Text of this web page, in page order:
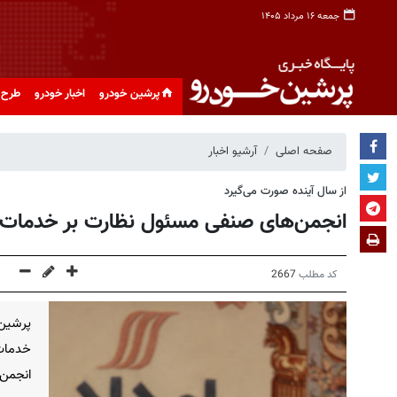
جمعه ۱۶ مرداد ۱۴۰۵
پرشین خودرو اخبار خودرو
صفحه اصلی آرشیو اخبار
از سال آینده صورت می‌گیرد
انجمن‌های صنفی مسئول نظارت بر خدمات
کد مطلب 2667